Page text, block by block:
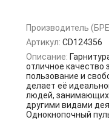
Производитель
Артикул: CD124356
Описание:
отличное качество
пользование и
делает её
людей,
другими видами
Однокнопочный